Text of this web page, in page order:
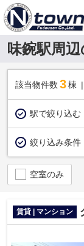
味鋺駅周
該当物件数 3棟
駅で絞り込む
絞り込み条件
空室のみ
賃貸 | マンション